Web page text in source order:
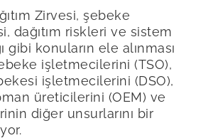
Zirvesi, şebeke
dağıtım riskleri ve sistem
gibi konuların ele alınması
işletmecilerini (TSO),
işletmecilerini (DSO),
üreticilerini (OEM) ve
diğer unsurlarını bir